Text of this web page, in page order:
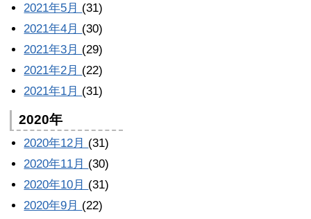
2021年5月 (31)
2021年4月 (30)
2021年3月 (29)
2021年2月 (22)
2021年1月 (31)
2020年
2020年12月 (31)
2020年11月 (30)
2020年10月 (31)
2020年9月 (22)